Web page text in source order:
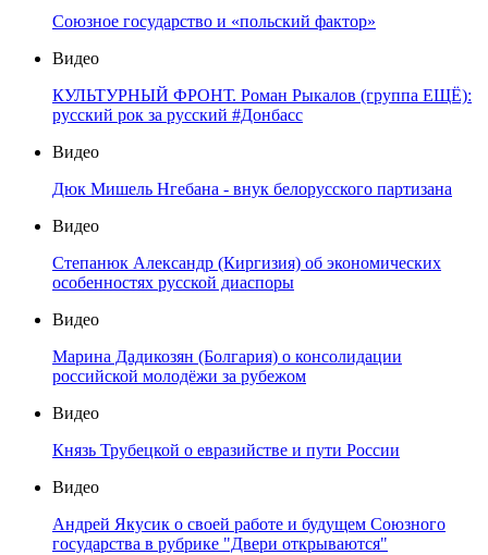
Союзное государство и «польский фактор»
Видео
КУЛЬТУРНЫЙ ФРОНТ. Роман Рыкалов (группа ЕЩЁ):
русский рок за русский #Донбасс
Видео
Дюк Мишель Нгебана - внук белорусского партизана
Видео
Степанюк Александр (Киргизия) об экономических
особенностях русской диаспоры
Видео
Марина Дадикозян (Болгария) о консолидации
российской молодёжи за рубежом
Видео
Князь Трубецкой о евразийстве и пути России
Видео
Андрей Якусик о своей работе и будущем Союзного
государства в рубрике "Двери открываются"